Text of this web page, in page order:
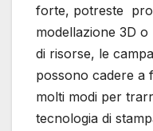
forte, potreste
modellazione 3D
di risorse, le
possono cadere a
molti modi per
tecnologia di